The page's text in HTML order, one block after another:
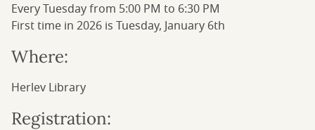
Every Tuesday from 5:00 PM to 6:30 PM
First time in 2026 is Tuesday, January 6th
Where:
Herlev Library
Registration: